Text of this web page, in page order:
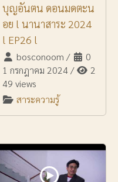
บุญอันตน ดอนมดตะน
อย l นานาสาระ 2024
l EP26 l
bosconoom /
0
1 กรกฎาคม 2024/
2
49 views
สาระความรู้